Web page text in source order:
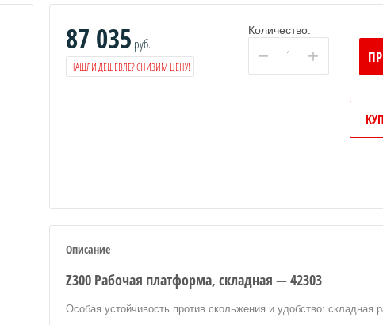
87 035 руб.
НАШЛИ ДЕШЕВЛЕ? СНИЗИМ ЦЕНУ!
Количество:
− +
Описание
Z300 Рабочая платформа, складная — 42303
Особая устойчивость против скольжения и удобство: складная